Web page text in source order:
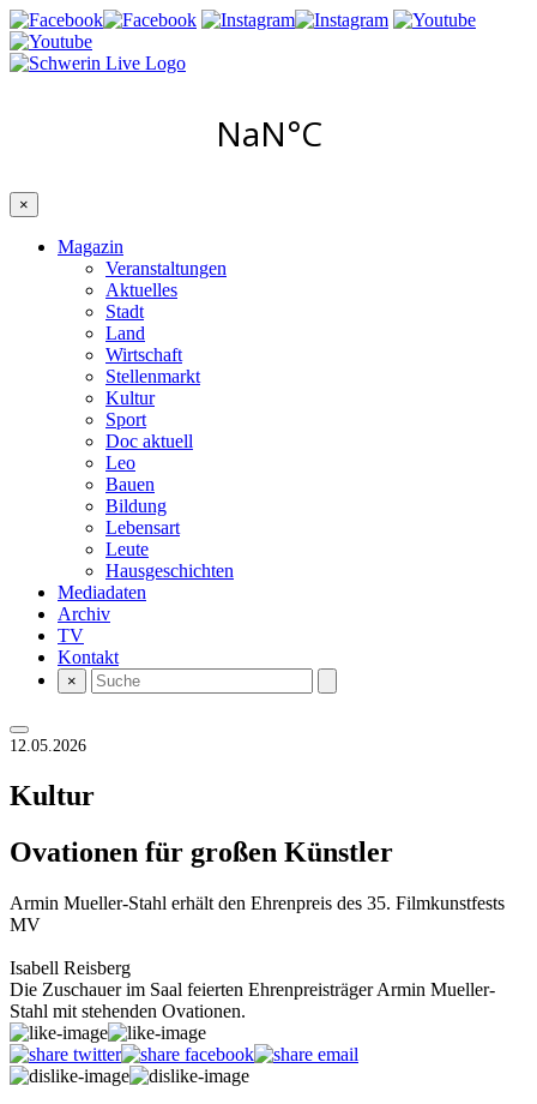
×
Magazin
Veranstaltungen
Aktuelles
Stadt
Land
Wirtschaft
Stellenmarkt
Kultur
Sport
Doc aktuell
Leo
Bauen
Bildung
Lebensart
Leute
Hausgeschichten
Mediadaten
Archiv
TV
Kontakt
×
12.05.2026
Kultur
Ovationen für großen Künstler
Armin Mueller-Stahl erhält den Ehrenpreis des 35. Filmkunstfests
MV
Isabell Reisberg
Die Zuschauer im Saal feierten Ehrenpreisträger Armin Mueller-
Stahl mit stehenden Ovationen.